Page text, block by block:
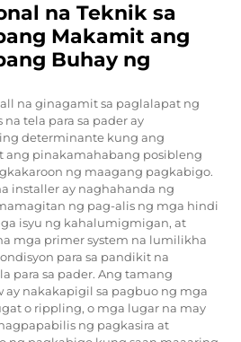
na Teknik sa
Makamit ang
Buhay ng
na ginagamit sa paglalapat ng
tela para sa pader ay
determinante kung ang
ang pinakamahabang posibleng
ng maagang pagkabigo.
installer ay naghahanda ng
ng pag-alis ng mga hindi
isyu ng kahalumigmigan, at
mga primer system na lumilikha
para sa pandikit na
para sa pader. Ang tamang
ay nakakapigil sa pagbuo ng mga
o rippling, o mga lugar na may
ng pagkasira at